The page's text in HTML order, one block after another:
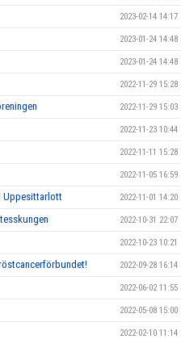
2023-02-14 14:17
2023-01-24 14:48
2023-01-24 14:48
2022-11-29 15:28
2022-11-29 15:03
2022-11-23 10:44
2022-11-11 15:28
2022-11-05 16:59
Uppesittarlott 2022-11-01 14:20
2022-10-31 22:07
2022-10-23 10:21
2022-09-28 16:14
2022-06-02 11:55
2022-05-08 15:00
2022-02-10 11:14